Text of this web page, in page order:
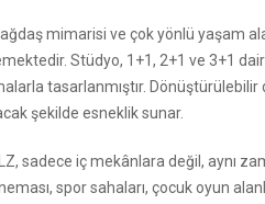
mimarisi ve çok yönlü yaşam
Stüdyo, 1+1, 2+1 ve 3+1
tasarlanmıştır. Dönüştürülebilir
şekilde esneklik sunar.
sadece iç mekânlara değil, aynı
spor sahaları, çocuk oyun